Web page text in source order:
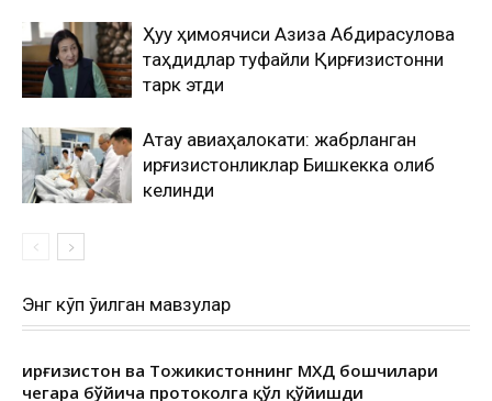
Ҳуқуқ ҳимоячиси Азиза Абдирасулова
таҳдидлар туфайли Қирғизистонни
тарк этди
Ақтау авиаҳалокати: жабрланган
қирғизистонликлар Бишкекка олиб
келинди
Энг кўп ўқилган мавзулар
Қирғизистон ва Тожикистоннинг МХДҚ бошчилари
чегара бўйича протоколга қўл қўйишди